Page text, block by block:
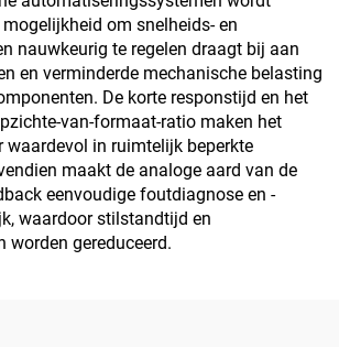
om snelheids- en
nauwkeurig te regelen draagt bij aan
en verminderde mechanische belasting
De korte responstijd en het
van-formaat-ratio maken het
waardevol in ruimtelijk beperkte
maakt de analoge aard van de
eenvoudige foutdiagnose en -
waardoor stilstandtijd en
worden gereduceerd.